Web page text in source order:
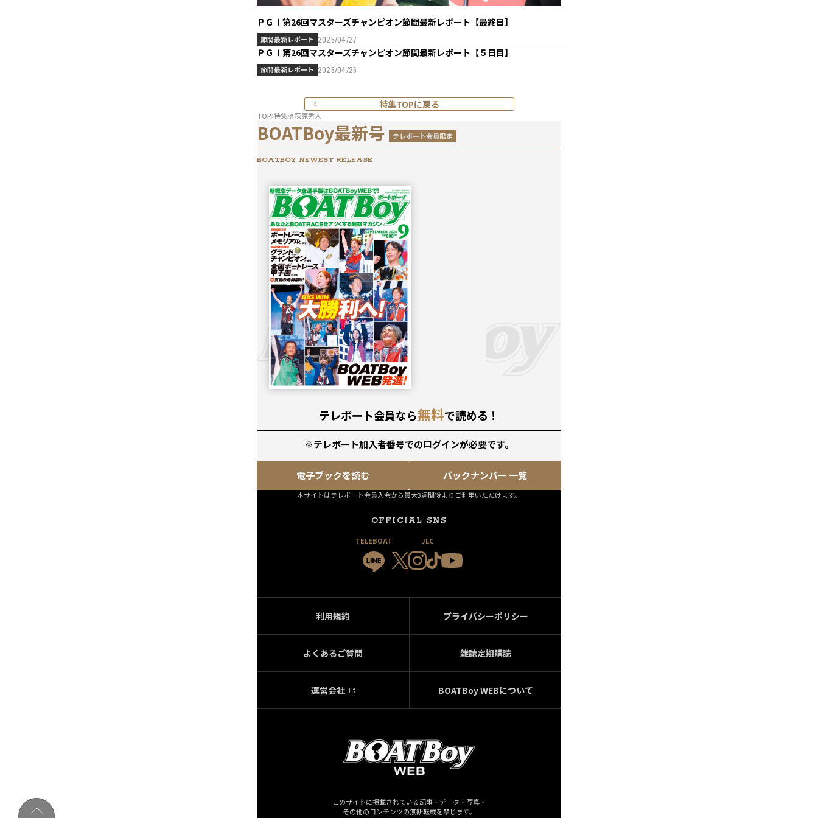
ＰＧⅠ第26回マスターズチャンピオン節間最新レポート【最終日】
節間最新レポート 2025/04/27
ＰＧⅠ第26回マスターズチャンピオン節間最新レポート【５日目】
節間最新レポート 2025/04/26
特集TOPに戻る
TOP 特集 # 萩原秀人
BOATBoy最新号 テレボート会員限定
BOATBOY NEWEST RELEASE
2026年
9月号
テレボート会員なら無料で読める！
※テレボート加入者番号でのログインが必要です。
電子ブックを読む バックナンバー 一覧
本サイトはテレボート会員入会から最大3週間後よりご利用いただけます。
OFFICIAL SNS
TELEBOAT JLC
利用規約 プライバシーポリシー
よくあるご質問 雑誌定期購読
運営会社 BOATBoy WEBについて
このサイトに掲載されている記事・データ・写真・
その他のコンテンツの無断転載を禁じます。